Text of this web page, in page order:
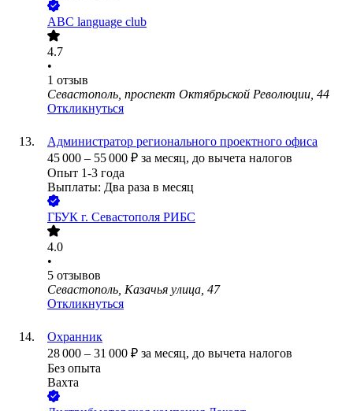
ABC language club
4.7
•
1 отзыв
Севастополь, проспект Октябрьской Революции, 44
Откликнуться
Администратор регионального проектного офиса
45 000 – 55 000 ₽ за месяц, до вычета налогов
Опыт 1-3 года
Выплаты: Два раза в месяц
ГБУК г. Севастополя РИБС
4.0
•
5 отзывов
Севастополь, Казачья улица, 47
Откликнуться
Охранник
28 000 – 31 000 ₽ за месяц, до вычета налогов
Без опыта
Вахта